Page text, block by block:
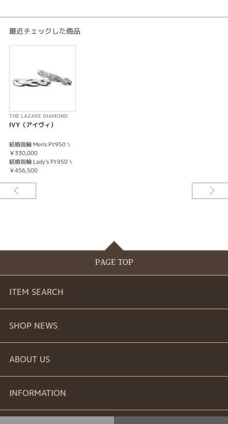
最近チェックした商品
THE LAZARE DIAMOND
IVY（アイヴィ）
結婚指輪 Men's Pt950 \
￥330,000
結婚指輪 Lady's Pt950 \
￥456,500
PAGE TOP
ITEM SEARCH
婚約指輪
結婚指輪
セットリング
SHOP NEWS
商品一覧
ブランドリスト
ABOUT US
お問い合わせ
INFORMATION